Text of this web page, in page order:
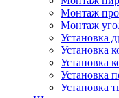
Монтаж
Монтаж
Установка
Установка
Установка
Установка
Установка